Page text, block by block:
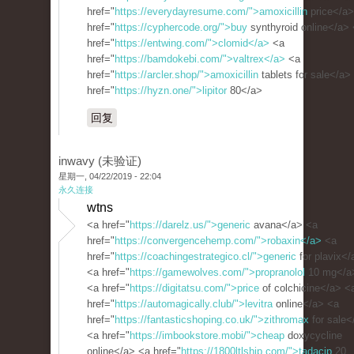
href=" https://everydayresume.com/">amoxicillin price</
href=" https://cyphercode.org/">buy synthyroid online</a>
href=" https://entwing.com/">clomid</a> <a
href=" https://bamdokebi.com/">valtrex</a> <a
href=" https://arcler.shop/">amoxicillin tablets for sale</a>
href=" https://hyzn.one/">lipitor 80</a>
回复
inwavy (未验证)
星期一, 04/22/2019 - 22:04
永久连接
wtns
<a href=" https://darelz.us/">generic avana</a> <a
href=" https://convergencehemp.com/">robaxin</a> <a
href=" https://coachingestrategico.cl/">generic for plavix</
<a href=" https://gamewolves.com/">propranolol 10 mg</
<a href=" https://digitatsu.com/">price of colchicine</a>
href=" https://automagically.club/">levitraonline</a> <a
href=" https://fantasticshoping.co.uk/">zithromax for
<a href=" https://imbookstore.mobi/">cheap doxycycline
online</a> <a href=" https://1800ltlship.com/">tadacip 20